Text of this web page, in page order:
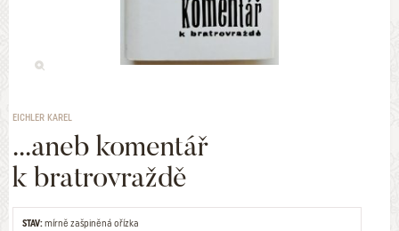
EICHLER KAREL
...aneb komentář
k bratrovraždě
STAV:mírně zašpiněná ořízka